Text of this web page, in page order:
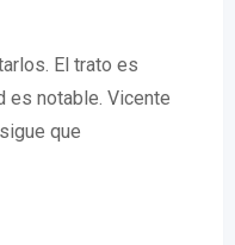
El trato es
es notable. Vicente
que